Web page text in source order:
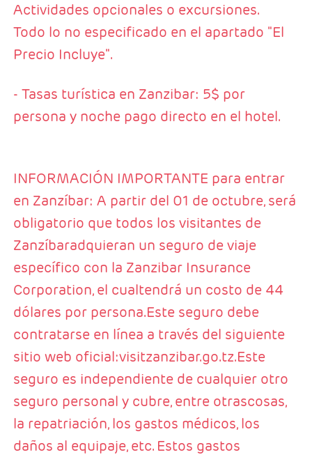
Actividades opcionales o excursiones.
Todo lo no especificado en el apartado "El
Precio Incluye".
- Tasas turística en Zanzibar: 5$ por
persona y noche pago directo en el hotel.
INFORMACIÓN IMPORTANTE para entrar
en Zanzíbar: A partir del 01 de octubre, será
obligatorio que todos los visitantes de
Zanzíbaradquieran un seguro de viaje
específico con la Zanzibar Insurance
Corporation, el cualtendrá un costo de 44
dólares por persona.Este seguro debe
contratarse en línea a través del siguiente
sitio web oficial:visitzanzibar.go.tz.Este
seguro es independiente de cualquier otro
seguro personal y cubre, entre otrascosas,
la repatriación, los gastos médicos, los
daños al equipaje, etc. Estos gastos